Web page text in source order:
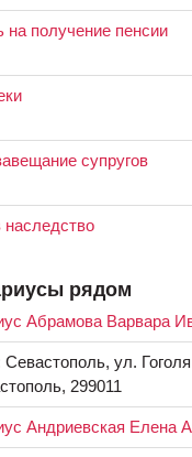
на получение пенсии
супругов
наследство
рядом
Абрамова Варвара
Севастополь, ул.
299011
Андриевская Елена